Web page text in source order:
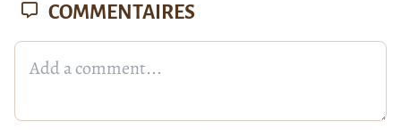
COMMENTAIRES